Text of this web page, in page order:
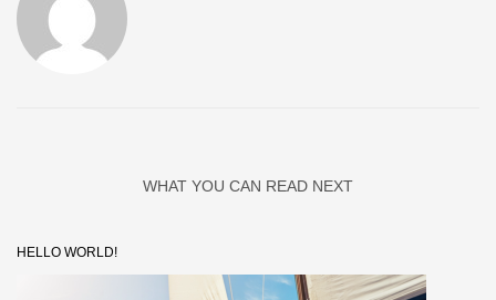
WHAT YOU CAN READ NEXT
HELLO WORLD!